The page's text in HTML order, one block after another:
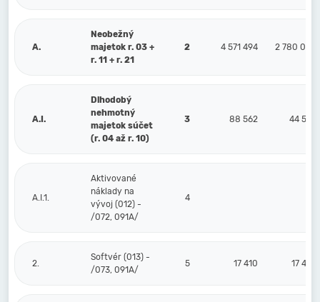
A.
Neobežný
majetok r. 03 +
r. 11 + r. 21
2 4 571 494 2 780 029
A.I.
Dlhodobý
nehmotný
majetok súčet
(r. 04 až r. 10)
3 88 562 44 537
A.I.1.
Aktivované
náklady na
vývoj (012) -
/072, 091A/
4
2.
Softvér (013) -
/073, 091A/
5 17 410 17 410